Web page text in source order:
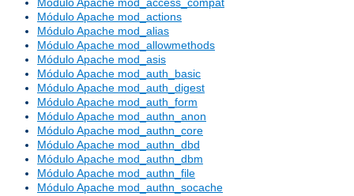
Módulo Apache mod_actions
Módulo Apache mod_alias
Módulo Apache mod_allowmethods
Módulo Apache mod_asis
Módulo Apache mod_auth_basic
Módulo Apache mod_auth_digest
Módulo Apache mod_auth_form
Módulo Apache mod_authn_anon
Módulo Apache mod_authn_core
Módulo Apache mod_authn_dbd
Módulo Apache mod_authn_dbm
Módulo Apache mod_authn_file
Módulo Apache mod_authn_socache